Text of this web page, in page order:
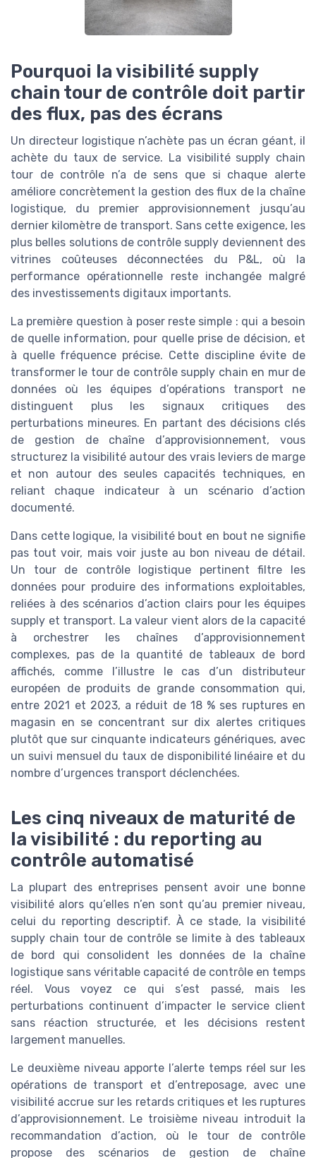
Pourquoi la visibilité supply
chain tour de contrôle doit partir
des flux, pas des écrans
Un directeur logistique n’achète pas un écran géant, il
achète du taux de service. La visibilité supply chain
tour de contrôle n’a de sens que si chaque alerte
améliore concrètement la gestion des flux de la chaîne
logistique, du premier approvisionnement jusqu’au
dernier kilomètre de transport. Sans cette exigence, les
plus belles solutions de contrôle supply deviennent des
vitrines coûteuses déconnectées du P&L, où la
performance opérationnelle reste inchangée malgré
des investissements digitaux importants.
La première question à poser reste simple : qui a besoin
de quelle information, pour quelle prise de décision, et
à quelle fréquence précise. Cette discipline évite de
transformer le tour de contrôle supply chain en mur de
données où les équipes d’opérations transport ne
distinguent plus les signaux critiques des
perturbations mineures. En partant des décisions clés
de gestion de chaîne d’approvisionnement, vous
structurez la visibilité autour des vrais leviers de marge
et non autour des seules capacités techniques, en
reliant chaque indicateur à un scénario d’action
documenté.
Dans cette logique, la visibilité bout en bout ne signifie
pas tout voir, mais voir juste au bon niveau de détail.
Un tour de contrôle logistique pertinent filtre les
données pour produire des informations exploitables,
reliées à des scénarios d’action clairs pour les équipes
supply et transport. La valeur vient alors de la capacité
à orchestrer les chaînes d’approvisionnement
complexes, pas de la quantité de tableaux de bord
affichés, comme l’illustre le cas d’un distributeur
européen de produits de grande consommation qui,
entre 2021 et 2023, a réduit de 18 % ses ruptures en
magasin en se concentrant sur dix alertes critiques
plutôt que sur cinquante indicateurs génériques, avec
un suivi mensuel du taux de disponibilité linéaire et du
nombre d’urgences transport déclenchées.
Les cinq niveaux de maturité de
la visibilité : du reporting au
contrôle automatisé
La plupart des entreprises pensent avoir une bonne
visibilité alors qu’elles n’en sont qu’au premier niveau,
celui du reporting descriptif. À ce stade, la visibilité
supply chain tour de contrôle se limite à des tableaux
de bord qui consolident les données de la chaîne
logistique sans véritable capacité de contrôle en temps
réel. Vous voyez ce qui s’est passé, mais les
perturbations continuent d’impacter le service client
sans réaction structurée, et les décisions restent
largement manuelles.
Le deuxième niveau apporte l’alerte temps réel sur les
opérations de transport et d’entreposage, avec une
visibilité accrue sur les retards critiques et les ruptures
d’approvisionnement. Le troisième niveau introduit la
recommandation d’action, où le tour de contrôle
propose des scénarios de gestion de chaîne